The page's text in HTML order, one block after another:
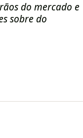
do mercado e
sobre do